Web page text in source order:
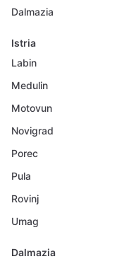
Dalmazia
Istria
Labin
Medulin
Motovun
Novigrad
Porec
Pula
Rovinj
Umag
Dalmazia